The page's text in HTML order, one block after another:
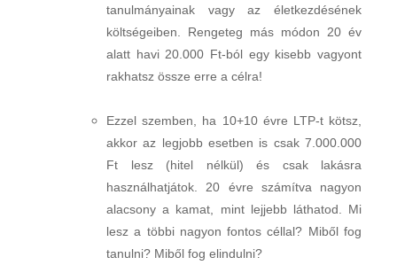
tanulmányainak vagy az életkezdésének
költségeiben. Rengeteg más módon 20 év
alatt havi 20.000 Ft-ból egy kisebb vagyont
rakhatsz össze erre a célra!
Ezzel szemben, ha 10+10 évre LTP-t kötsz,
akkor az legjobb esetben is csak 7.000.000
Ft lesz (hitel nélkül) és csak lakásra
használhatjátok. 20 évre számítva nagyon
alacsony a kamat, mint lejjebb láthatod. Mi
lesz a többi nagyon fontos céllal? Miből fog
tanulni? Miből fog elindulni?